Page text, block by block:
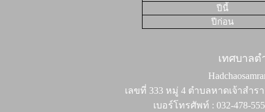
ปีนี้
ปีก่อน
เทศบาล
เลขที่ 333 หมู่ 4 ตำบลหาดเจ้าสำร
เบอร์โทรศัพท์ : 032-478-